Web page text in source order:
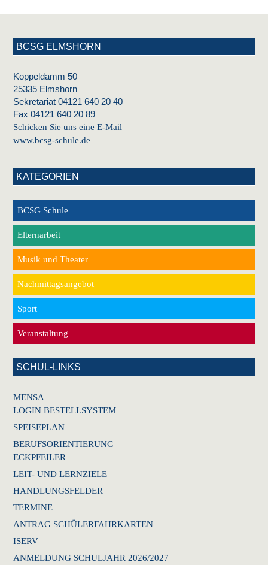
BCSG ELMSHORN
Koppeldamm 50
25335 Elmshorn
Sekretariat 04121 640 20 40
Fax 04121 640 20 89
Schicken Sie uns eine E-Mail
www.bcsg-schule.de
KATEGORIEN
BCSG Schule
Elternarbeit
Musik und Theater
Nachmittagsangebot
Sport
Veranstaltung
SCHUL-LINKS
MENSA
LOGIN BESTELLSYSTEM
SPEISEPLAN
BERUFSORIENTIERUNG
ECKPFEILER
LEIT- UND LERNZIELE
HANDLUNGSFELDER
TERMINE
ANTRAG SCHÜLERFAHRKARTEN
ISERV
ANMELDUNG SCHULJAHR 2026/2027